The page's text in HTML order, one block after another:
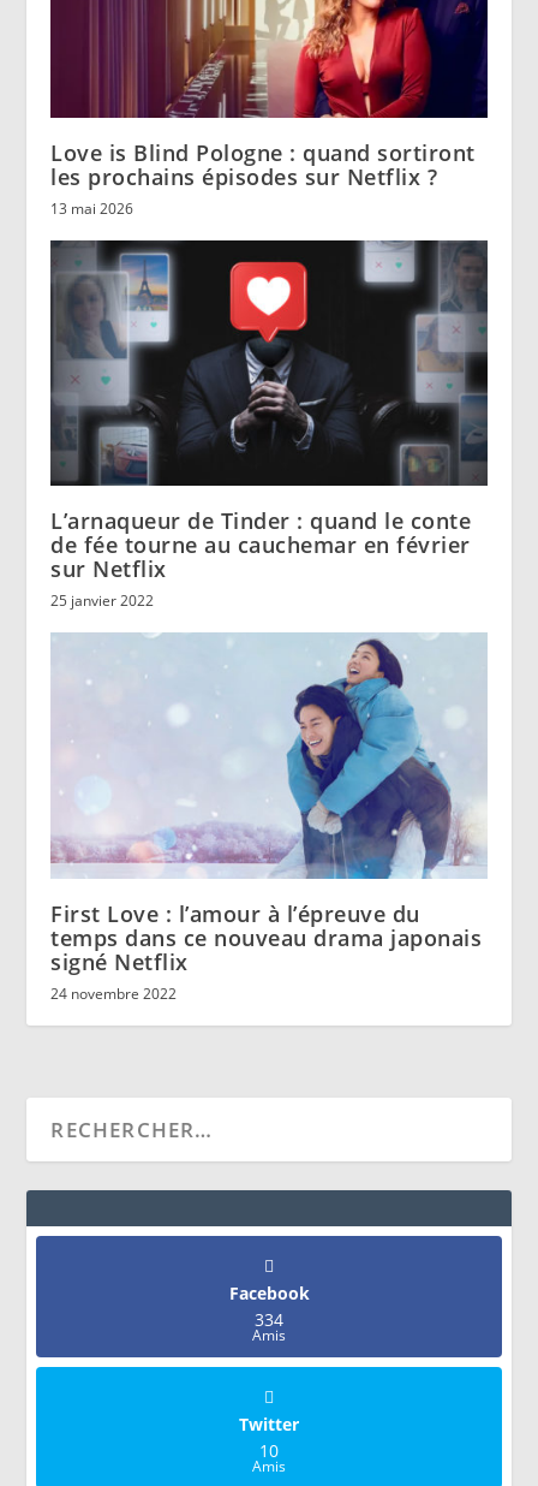
Love is Blind Pologne : quand sortiront
les prochains épisodes sur Netflix ?
13 mai 2026
L’arnaqueur de Tinder : quand le conte
de fée tourne au cauchemar en février
sur Netflix
25 janvier 2022
First Love : l’amour à l’épreuve du
temps dans ce nouveau drama japonais
signé Netflix
24 novembre 2022
Facebook
334
Amis
Twitter
10
Amis